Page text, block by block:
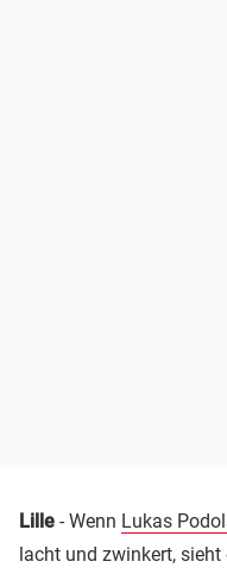
Lille - Wenn Lukas
lacht und zwinkert,